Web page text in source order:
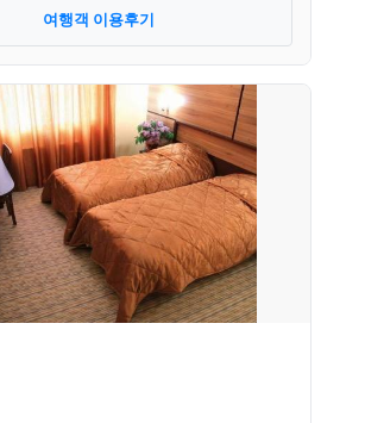
여행객 이용후기